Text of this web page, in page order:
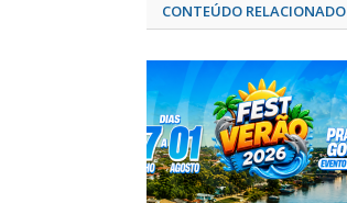
CONTEÚDO RELACIONADO